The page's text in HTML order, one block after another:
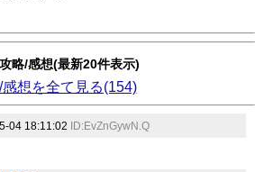
略/感想(最新20件表示)
想を全て見る(154)
04 18:11:02 ID:EvZnGywN.Q